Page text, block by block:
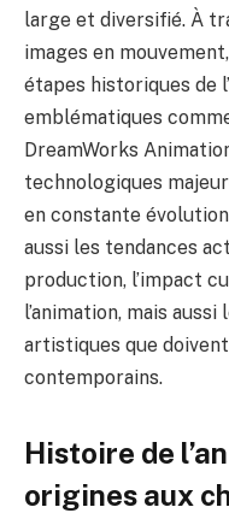
large et diversifié. À
images en
étapes historiques de
emblématiques
DreamWorks
technologiques
en constante
aussi les tendances
production, l’impact
l’animation, mais
artistiques que
contemporains.
Histoire de
origines aux